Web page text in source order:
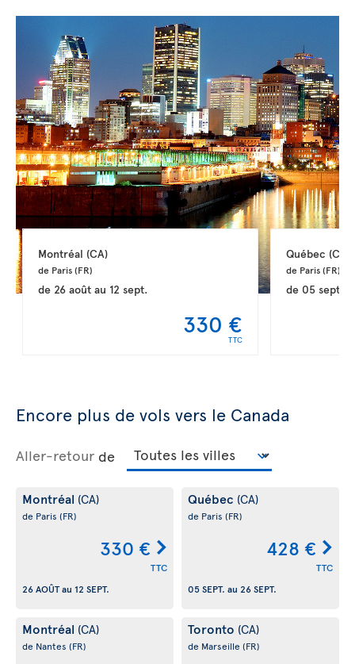
Montréal (CA)
de Paris (FR)
de 26 aoûtau 12 sept.
330 €
TTC
Québec (CA)
de Paris (FR)
de 05 sept.
Encore plus de vols vers le Canada
Aller-retour de
Montréal (CA)
de Paris (FR)
330 €
TTC
26 AOÛTau 12 SEPT.
Québec (CA)
de Paris (FR)
428 €
TTC
05 SEPT. au 26 SEPT.
Montréal (CA)
de Nantes (FR)
Toronto (CA)
de Marseille (FR)